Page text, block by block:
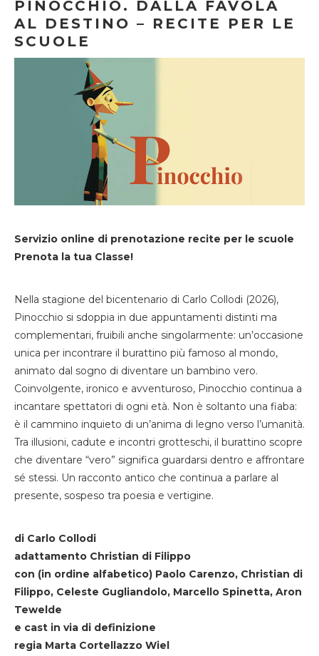
PINOCCHIO. DALLA FAVOLA
AL DESTINO – RECITE PER LE
SCUOLE
Servizio online di prenotazione recite per le scuole
Prenota la tua Classe!
Nella stagione del bicentenario di Carlo Collodi (2026),
Pinocchio si sdoppia in due appuntamenti distinti ma
complementari, fruibili anche singolarmente: un’occasione
unica per incontrare il burattino più famoso al mondo,
animato dal sogno di diventare un bambino vero.
Coinvolgente, ironico e avventuroso, Pinocchio continua a
incantare spettatori di ogni età. Non è soltanto una fiaba:
è il cammino inquieto di un’anima di legno verso l’umanità.
Tra illusioni, cadute e incontri grotteschi, il burattino scopre
che diventare “vero” significa guardarsi dentro e affrontare
sé stessi. Un racconto antico che continua a parlare al
presente, sospeso tra poesia e vertigine.
di Carlo Collodi
adattamento Christian di Filippo
con (in ordine alfabetico) Paolo Carenzo, Christian di
Filippo, Celeste Gugliandolo, Marcello Spinetta, Aron
Tewelde
e cast in via di definizione
regia Marta Cortellazzo Wiel